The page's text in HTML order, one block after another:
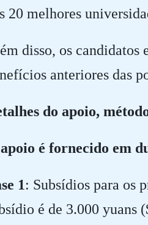
20 melhores
disso, os candidatos
anteriores das
do apoio,
é fornecido em
1: Subsídios para os
é de 3.000 yuans